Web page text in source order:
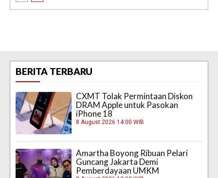
BERITA TERBARU
CXMT Tolak Permintaan Diskon
DRAM Apple untuk Pasokan
iPhone 18
8 August 2026 14:00 WIB
Amartha Boyong Ribuan Pelari
Guncang Jakarta Demi
Pemberdayaan UMKM